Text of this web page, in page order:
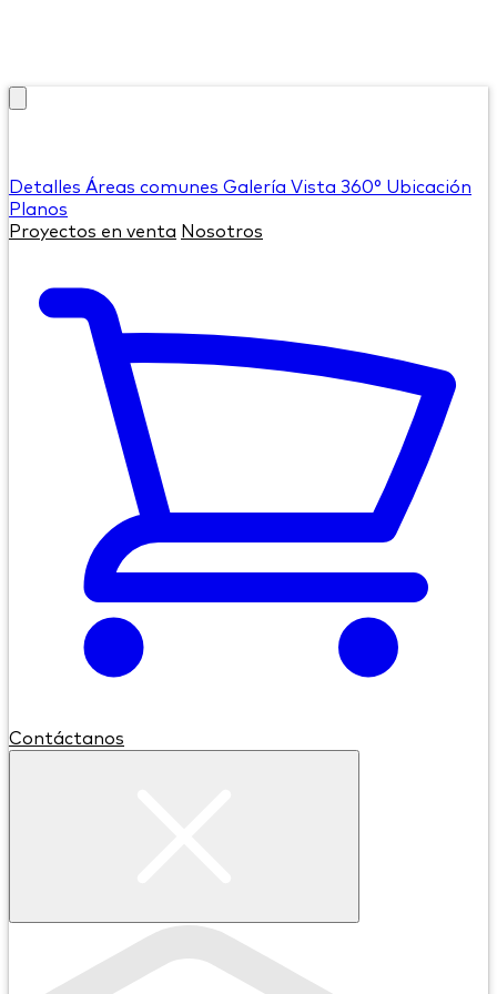
Detalles Áreas comunes Galería Vista 360° Ubicación
Planos
Proyectos en venta Nosotros
Contáctanos